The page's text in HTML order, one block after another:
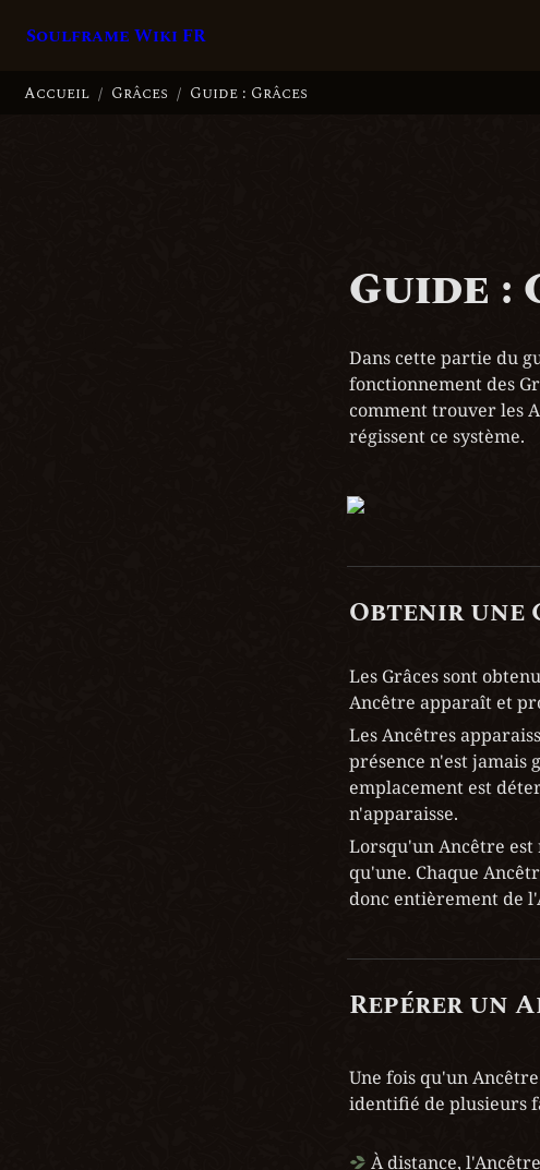
Soulframe Wiki FR
Accueil / Grâces / Guide : Grâces
Guide :
Dans cette partie du
fonctionnement des
comment trouver les
régissent ce système.
Obtenir une
Les Grâces sont
Ancêtre apparaît et
Les Ancêtres
présence n'est jamais
emplacement est
n'apparaisse.
Lorsqu'un Ancêtre
qu'une. Chaque
donc entièrement de
Repérer un
Une fois qu'un
identifié de plusieurs
À distance,